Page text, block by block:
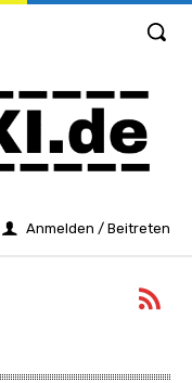
Anmelden / Beitreten